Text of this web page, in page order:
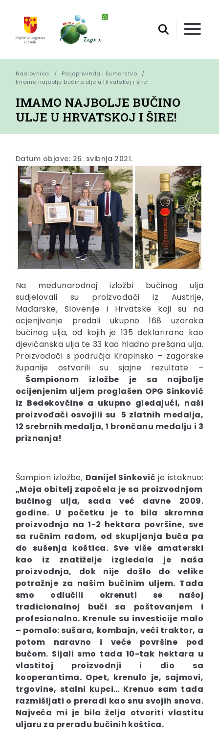
Naslovnica
Poljoprivreda i šumarstvo
Imamo najbolje bučino ulje u Hrvatskoj i šire!
IMAMO NAJBOLJE BUČINO
ULJE U HRVATSKOJ I ŠIRE!
Datum objave: 26. svibnja 2021.
Na međunarodnoj izložbi bučinog ulja
sudjelovali su proizvođači iz Austrije,
Mađarske, Slovenije i Hrvatske koji su na
ocjenjivanje predali ukupno 168 uzoraka
bučinog ulja, od kojih je 135 deklarirano kao
djevičanska ulja te 33 kao hladno prešana ulja.
Proizvođači s područja Krapinsko – zagorske
županije ostvarili su sjajne rezultate –
Šampionom izložbe je sa najbolje
ocijenjenim uljem proglašen OPG Sinković
iz Bedekovčine a ukupno gledajući, naši
proizvođači osvojili su 5 zlatnih medalja,
12 srebrnih medalja, 1 brončanu medalju i 3
priznanja!
Šampion izložbe, Danijel Sinković je istaknuo:
„Moja obitelj započela je sa proizvodnjom
bučinog ulja, sada već davne 2009.
godine. U početku je to bila skromna
proizvodnja na 1-2 hektara površine, sve
sa ručnim radom, od skupljanja buča pa
do sušenja koštica. Sve više amaterski
kao iz znatiželje izgledala je naša
proizvodnja, dok nije došlo do velike
potražnje za našim bučinim uljem. Tada
smo odlučili okrenuti se našoj
tradicionalnoj buči sa poštovanjem i
profesionalno. Krenule su investicije malo
– pomalo: sušara, kombajn, veći traktor, a
potom naravno i veće površine pod
bučom. Sijali smo tada 10-tak hektara u
vlastitoj proizvodnji i dio sa
kooperantima. Opet, krenulo je, sajmovi,
trgovine, stalni kupci… Krenuo sam tada
razmišljati o preradi kao snu svojih snova.
Najveća mi je bila želja otvoriti vlastitu
uljaru za preradu bučinih koštica.